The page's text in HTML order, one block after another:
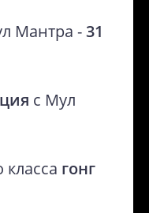
Мантра -31
с Мул
гонг